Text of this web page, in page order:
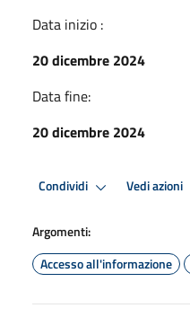
Data inizio :
20 dicembre 2024
Data fine:
20 dicembre 2024
Condividi Vedi azioni
Argomenti:
Accesso all'informazione